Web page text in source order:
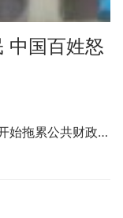
中国百姓怒
始拖累公共财政…